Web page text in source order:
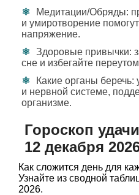
Медитации/Обряды:
и умиротворение
напряжение.
Здоровые привычки:
сне и избегайте
Какие органы
и нервной системе,
организме.
Гороскоп
12 декабря
Как сложится день для
Узнайте из сводной
2026.